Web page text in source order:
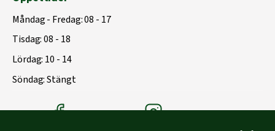
Måndag - Fredag: 08 - 17
Tisdag: 08 - 18
Lördag: 10 - 14
Söndag: Stängt